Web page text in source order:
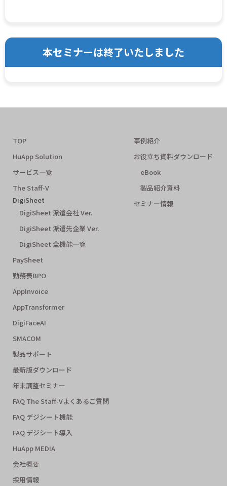
本セミナーは終了いたしました
TOP
HuApp Solution
サービス一覧
The Staff-V
DigiSheet
DigiSheet 派遣会社 Ver.
DigiSheet 派遣先企業 Ver.
DigiSheet 全機能一覧
PaySheet
勤務表BPO
AppInvoice
AppTransformer
DigiFaceAI
SMACOM
事例紹介
お役立ち資料ダウンロード
eBook
製品紹介資料
セミナー情報
製品サポート
最新版ダウンロード
年末調整セミナー
FAQ The Staff-Vよくあるご質問
FAQ デジシート機能
FAQ デジシート導入
HuApp MEDIA
会社概要
採用情報